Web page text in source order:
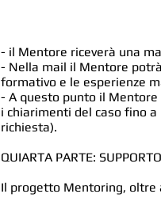
- il Mentore riceverà una
- Nella mail il Mentore
formativo e le esperienze
- A questo punto il
i chiarimenti del caso fino
richiesta).
QUIARTA PARTE:
Il progetto Mentoring, oltre